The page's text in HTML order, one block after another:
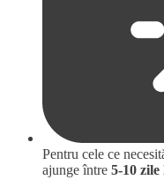
Pentru cele ce
ajunge între 5-10